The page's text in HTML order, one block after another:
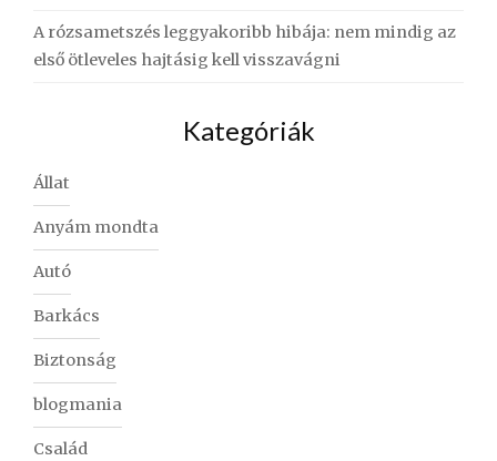
A rózsametszés leggyakoribb hibája: nem mindig az
első ötleveles hajtásig kell visszavágni
Kategóriák
Állat
Anyám mondta
Autó
Barkács
Biztonság
blogmania
Család